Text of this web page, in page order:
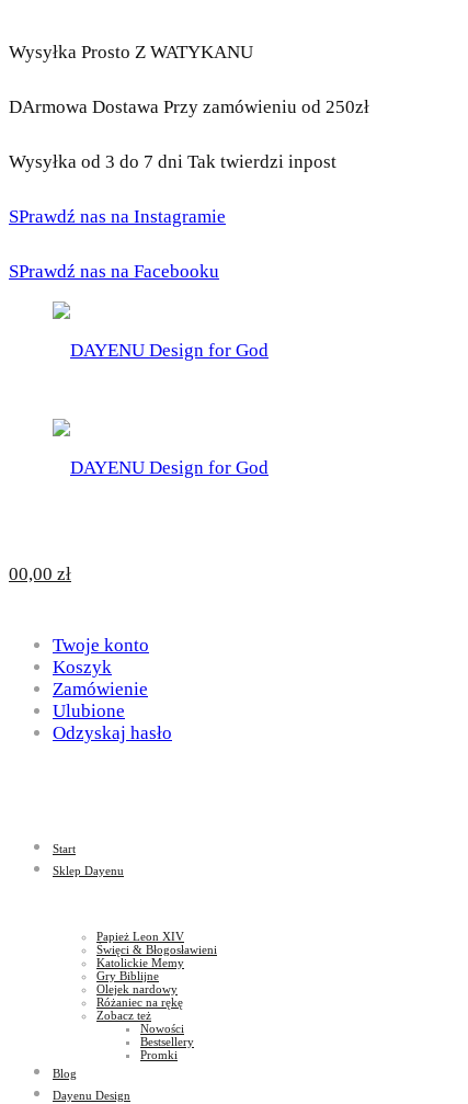
Wysyłka Prosto Z WATYKANU
DArmowa Dostawa Przy zamówieniu od 250zł
Wysyłka od 3 do 7 dni Tak twierdzi inpost
SPrawdź nas na Instagramie
SPrawdź nas na Facebooku
for
God
DAYENU
Design
God
00,00 zł
Twoje konto
Koszyk
Zamówienie
Ulubione
Odzyskaj hasło
Start
Sklep Dayenu
Papież Leon XIV
Święci & Błogosławieni
Katolickie Memy
Gry Biblijne
Olejek nardowy
Różaniec na rękę
Zobacz też
Nowości
Bestsellery
Promki
Blog
Dayenu Design